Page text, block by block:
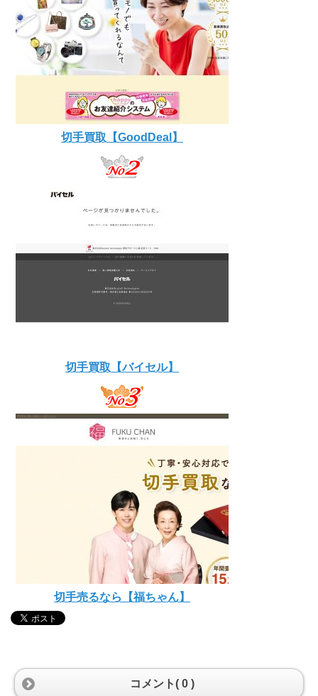
切手買取【GoodDeal】
切手買取【バイセル】
切手売るなら【福ちゃん】
コメント( 0 )